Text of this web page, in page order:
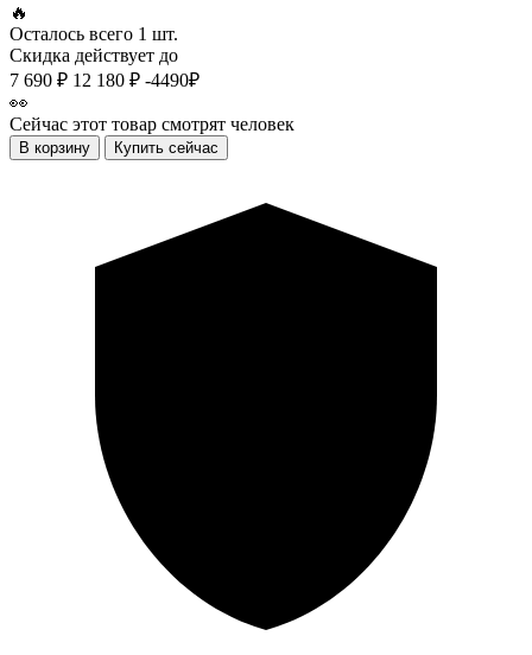
🔥
Осталось всего 1 шт.
Скидка действует до
7 690 ₽ 12 180 ₽ -4490₽
👀
Сейчас этот товар смотрят человек
В корзину Купить сейчас